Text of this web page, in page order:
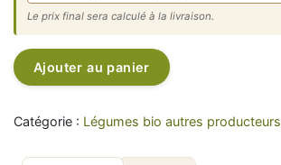
Le prix final sera calculé à la livraison.
quantité
de
fleur
Ajouter au panier
Alternative:
Catégorie : Légumes bio autres producteurs